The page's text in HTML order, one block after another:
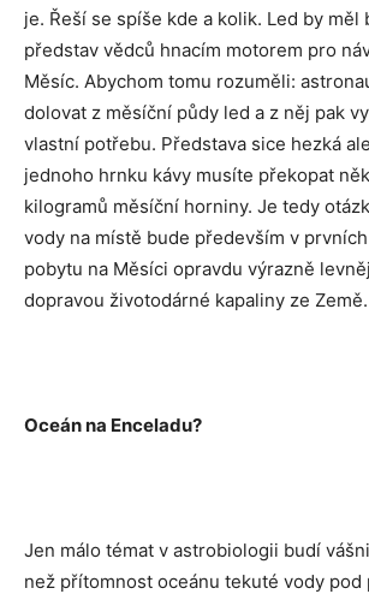
je. Řeší se spíše kde a kolik. Led by měl
představ vědců hnacím motorem pro
Měsíc. Abychom tomu rozuměli:
dolovat z měsíční půdy led a z něj pak
vlastní potřebu. Představa sice hezká
jednoho hrnku kávy musíte překopat
kilogramů měsíční horniny. Je tedy
vody na místě bude především v
pobytu na Měsíci opravdu výrazně
dopravou životodárné kapaliny ze Země.
Oceán na Enceladu?
Jen málo témat v astrobiologii budí
než přítomnost oceánu tekuté vody pod